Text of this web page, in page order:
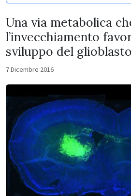
Una via metabolica
l’invecchiamento
sviluppo del
7 Dicembre 2016